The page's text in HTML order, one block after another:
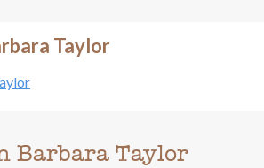
Taylor
Barbara Taylor